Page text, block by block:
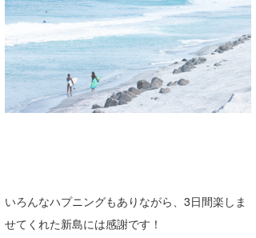
いろんなハプニングもありながら、3日間楽しま
せてくれた新島には感謝です！